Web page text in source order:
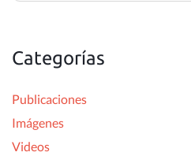
a
:
Categorías
Publicaciones
Imágenes
Videos